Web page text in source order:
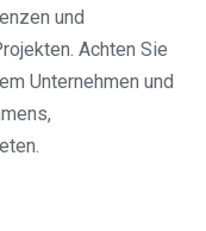
und
Achten Sie
Unternehmen und